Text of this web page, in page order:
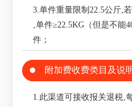
3.单件重量限制22.5公斤,
‚单件≥22.5KG（但是不能
件；
附加费收费类目及说
1.此渠道可接收报关退税‚